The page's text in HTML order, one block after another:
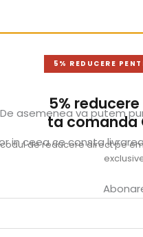
asemenea va putem
in ceea ce consta
5% REDUCERE
5%
ta comanda
de reducere direct pe